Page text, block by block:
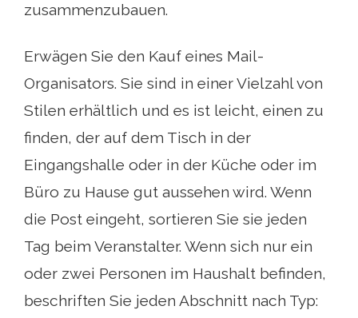
zusammenzubauen.
Erwägen Sie den Kauf eines Mail-
Organisators. Sie sind in einer Vielzahl von
Stilen erhältlich und es ist leicht, einen zu
finden, der auf dem Tisch in der
Eingangshalle oder in der Küche oder im
Büro zu Hause gut aussehen wird. Wenn
die Post eingeht, sortieren Sie sie jeden
Tag beim Veranstalter. Wenn sich nur ein
oder zwei Personen im Haushalt befinden,
beschriften Sie jeden Abschnitt nach Typ: